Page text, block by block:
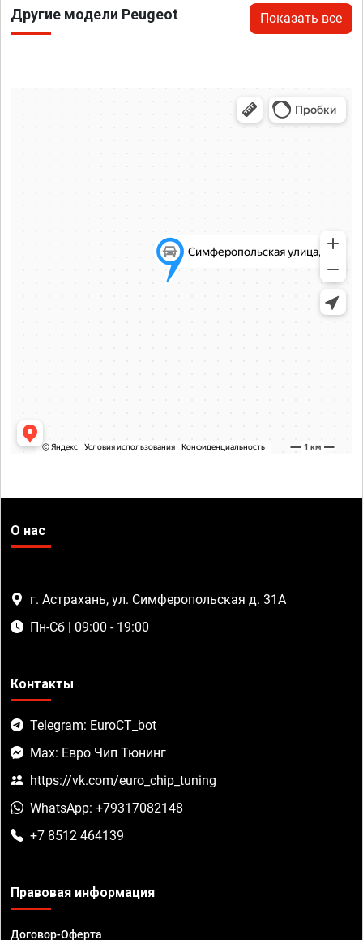
Другие модели Peugeot Показать все
О нас
г. Астрахань, ул. Симферопольская д. 31А
Пн-Сб | 09:00 - 19:00
Контакты
Telegram: EuroCT_bot
Max: Евро Чип Тюнинг
https://vk.com/euro_chip_tuning
WhatsApp: +79317082148
+7 8512 464139
Правовая информация
Договор-Оферта